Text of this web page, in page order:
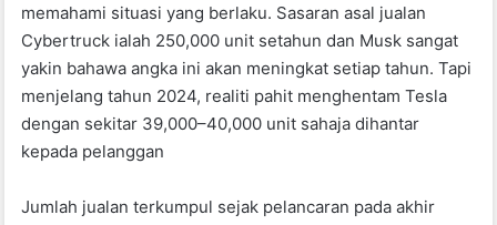
memahami situasi yang berlaku. Sasaran asal jualan
Cybertruck ialah 250,000 unit setahun dan Musk sangat
yakin bahawa angka ini akan meningkat setiap tahun. Tapi
menjelang tahun 2024, realiti pahit menghentam Tesla
dengan sekitar 39,000–40,000 unit sahaja dihantar
kepada pelanggan
Jumlah jualan terkumpul sejak pelancaran pada akhir